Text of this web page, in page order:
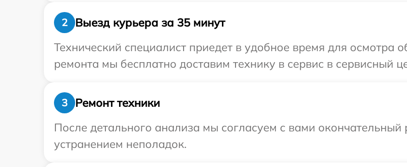
2
Выезд курьера за 35 минут
Технический специалист приедет в удобное время для осмотра
ремонта мы бесплатно доставим технику в сервис в сервисный
3
Ремонт техники
После детального анализа мы согласуем с вами окончательный
устранением неполадок.